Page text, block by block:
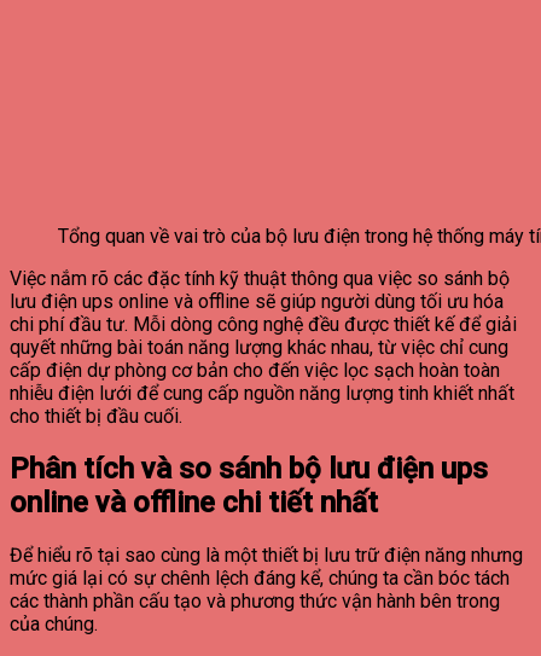
Tổng quan về vai trò của bộ lưu điện trong hệ thống máy
Việc nắm rõ các đặc tính kỹ thuật thông qua việc so sánh bộ
lưu điện ups online và offline sẽ giúp người dùng tối ưu hóa
chi phí đầu tư. Mỗi dòng công nghệ đều được thiết kế để giải
quyết những bài toán năng lượng khác nhau, từ việc chỉ cung
cấp điện dự phòng cơ bản cho đến việc lọc sạch hoàn toàn
nhiễu điện lưới để cung cấp nguồn năng lượng tinh khiết nhất
cho thiết bị đầu cuối.
Phân tích và so sánh bộ lưu điện ups
online và offline chi tiết nhất
Để hiểu rõ tại sao cùng là một thiết bị lưu trữ điện năng nhưng
mức giá lại có sự chênh lệch đáng kể, chúng ta cần bóc tách
các thành phần cấu tạo và phương thức vận hành bên trong
của chúng.